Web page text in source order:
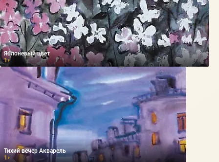
Яблоневый цвет
1₽
Тихий вечер Акварель
1 ₽